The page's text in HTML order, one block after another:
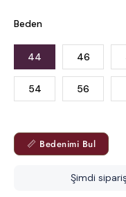
Beden
44 46
54 56
📏 Bedenimi Bul
Şimdi